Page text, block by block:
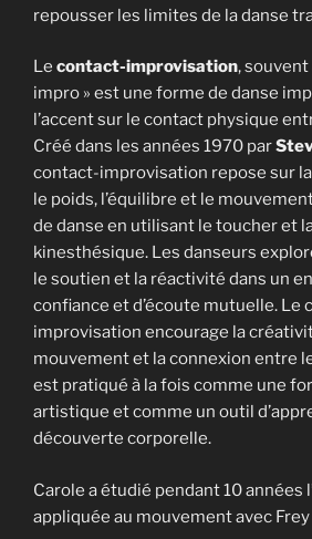
repousser les limites de la danse
Le contact-improvisation,
impro » est une forme de danse
l’accent sur le contact physique
Créé dans les années 1970 par
contact-improvisation repose sur
le poids, l’équilibre et le
de danse en utilisant le toucher et
kinesthésique. Les danseurs
le soutien et la réactivité dans un
confiance et d’écoute mutuelle. Le
improvisation encourage la
mouvement et la connexion entre
est pratiqué à la fois comme une
artistique et comme un outil
découverte corporelle.
Carole a étudié pendant 10 années
appliquée au mouvement avec Frey